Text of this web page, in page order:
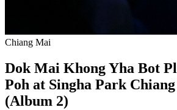
Chiang Mai
Dok Mai Khong Yha Bot
Poh at Singha Park
(Album 2)